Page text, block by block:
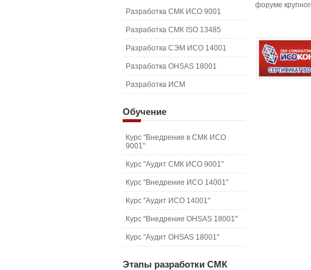
форуме
Разработка СМК ИСО 9001
Разработка СМК ISO 13485
Разработка СЭМ ИСО 14001
Разработка OHSAS 18001
Разработка ИСМ
Обучение
Курс "Внедрение в СМК ИСО
9001"
Курс "Аудит СМК ИСО 9001"
Курс "Внедрение ИСО 14001"
Курс "Аудит ИСО 14001"
Курс "Внедрение OHSAS 18001"
Курс "Аудит OHSAS 18001"
Этапы разработки СМК